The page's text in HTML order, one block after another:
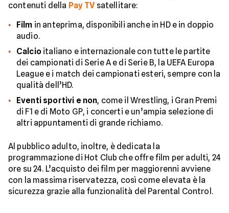
contenuti della Pay TV satellitare:
Film in anteprima, disponibili anche in HD e in doppio
audio.
Calcioitaliano e internazionale con tutte le partite
dei campionati di Serie A e di Serie B, la UEFA Europa
League e i match dei campionati esteri, sempre con la
qualità dell’HD.
Eventi sportivi e non, come il Wrestling, i Gran Premi
di F1 e di Moto GP, i concerti e un’ampia selezione di
altri appuntamenti di grande richiamo.
Al pubblico adulto, inoltre, è dedicata la
programmazione di Hot Club che offre film per adulti, 24
ore su 24. L’acquisto dei film per maggiorenni avviene
con la massima riservatezza, così come elevata è la
sicurezza grazie alla funzionalità del Parental Control.